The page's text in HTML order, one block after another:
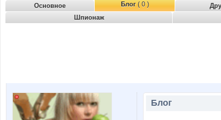
Основное Блог( 0 )
Шпионаж
Блог